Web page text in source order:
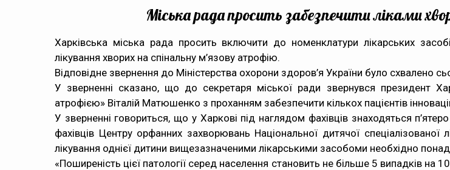
Міська рада просить забезпечити ліками
Харківська міська рада просить включити до номенклатури лікарських
лікування хворих на спінальну м’язову атрофію.
Відповідне звернення до Міністерства охорони здоров’я України було схвалено
У зверненні сказано, що до секретаря міської ради звернувся президент
атрофією» Віталій Матюшенко з проханням забезпечити кількох пацієнтів
У зверненні говориться, що у Харкові під наглядом фахівців знаходяться
фахівців Центру орфанних захворювань Національної дитячої
лікування однієї дитини вищезазначеними лікарськими засобоми необхідно
«Поширеність цієї патології серед населення становить не більше 5 випадків